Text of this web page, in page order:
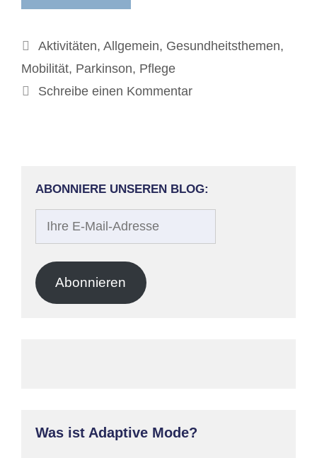
Kategorien
Aktivitäten, Allgemein, Gesundheitsthemen,
Mobilität, Parkinson, Pflege
Schreibe einen Kommentar
ABONNIERE UNSEREN BLOG:
Adresse
Abonnieren
Was ist Adaptive Mode?